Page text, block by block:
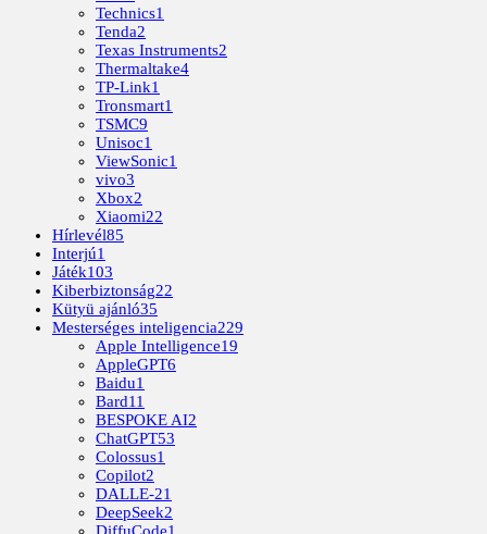
Technics1
Tenda2
Texas Instruments2
Thermaltake4
TP-Link1
Tronsmart1
TSMC9
Unisoc1
ViewSonic1
vivo3
Xbox2
Xiaomi22
Hírlevél85
Interjú1
Játék103
Kiberbiztonság22
Kütyü ajánló35
Mesterséges inteligencia229
Apple Intelligence19
AppleGPT6
Baidu1
Bard11
BESPOKE AI2
ChatGPT53
Colossus1
Copilot2
DALLE-21
DeepSeek2